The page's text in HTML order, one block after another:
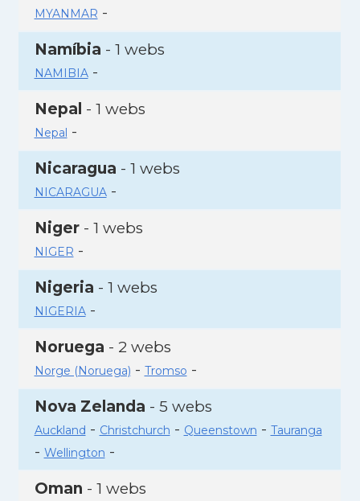
MYANMAR -
Namíbia - 1 webs
NAMIBIA-
Nepal - 1 webs
Nepal -
Nicaragua - 1 webs
NICARAGUA-
Niger- 1 webs
NIGER -
Nigeria - 1 webs
NIGERIA-
Noruega - 2 webs
Norge (Noruega) - Tromso -
Nova Zelanda - 5 webs
Auckland - Christchurch - Queenstown - Tauranga
- Wellington -
Oman - 1 webs